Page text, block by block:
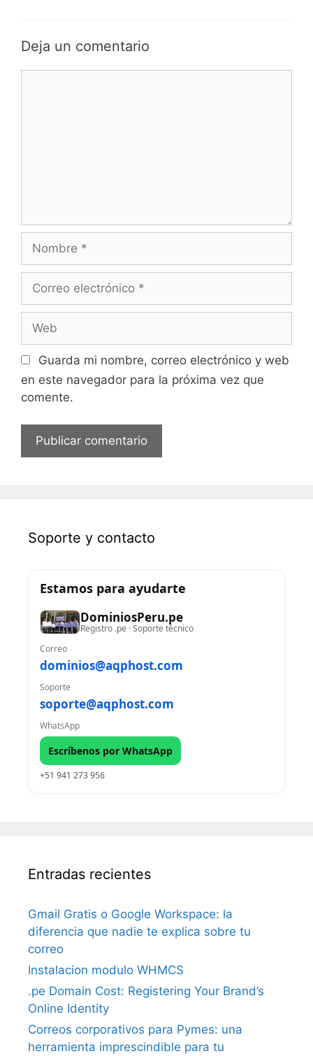
Deja un comentario
Guarda mi nombre, correo electrónico y web
en este navegador para la próxima vez que
comente.
Soporte y contacto
Estamos para ayudarte
DominiosPeru.pe
Registro .pe · Soporte técnico
Correo
dominios@aqphost.com
Soporte
soporte@aqphost.com
WhatsApp
Escríbenos por WhatsApp
+51 941 273 956
Entradas recientes
Gmail Gratis o Google Workspace: la
diferencia que nadie te explica sobre tu
correo
Instalacion modulo WHMCS
.pe Domain Cost: Registering Your Brand’s
Online Identity
Correos corporativos para Pymes: una
herramienta imprescindible para tu